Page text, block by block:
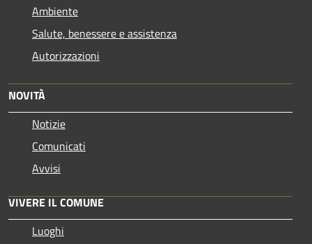
Ambiente
Salute, benessere e assistenza
Autorizzazioni
NOVITÀ
Notizie
Comunicati
Avvisi
VIVERE IL COMUNE
Luoghi